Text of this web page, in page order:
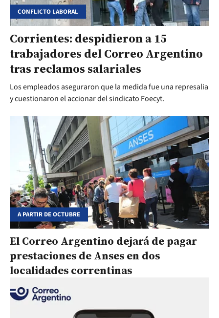
CONFLICTO LABORAL
Corrientes: despidieron a 15
trabajadores del Correo Argentino
tras reclamos salariales
Los empleados aseguraron que la medida fue una represalia
y cuestionaron el accionar del sindicato Foecyt.
A PARTIR DE OCTUBRE
El Correo Argentino dejará de pagar
prestaciones de Anses en dos
localidades correntinas